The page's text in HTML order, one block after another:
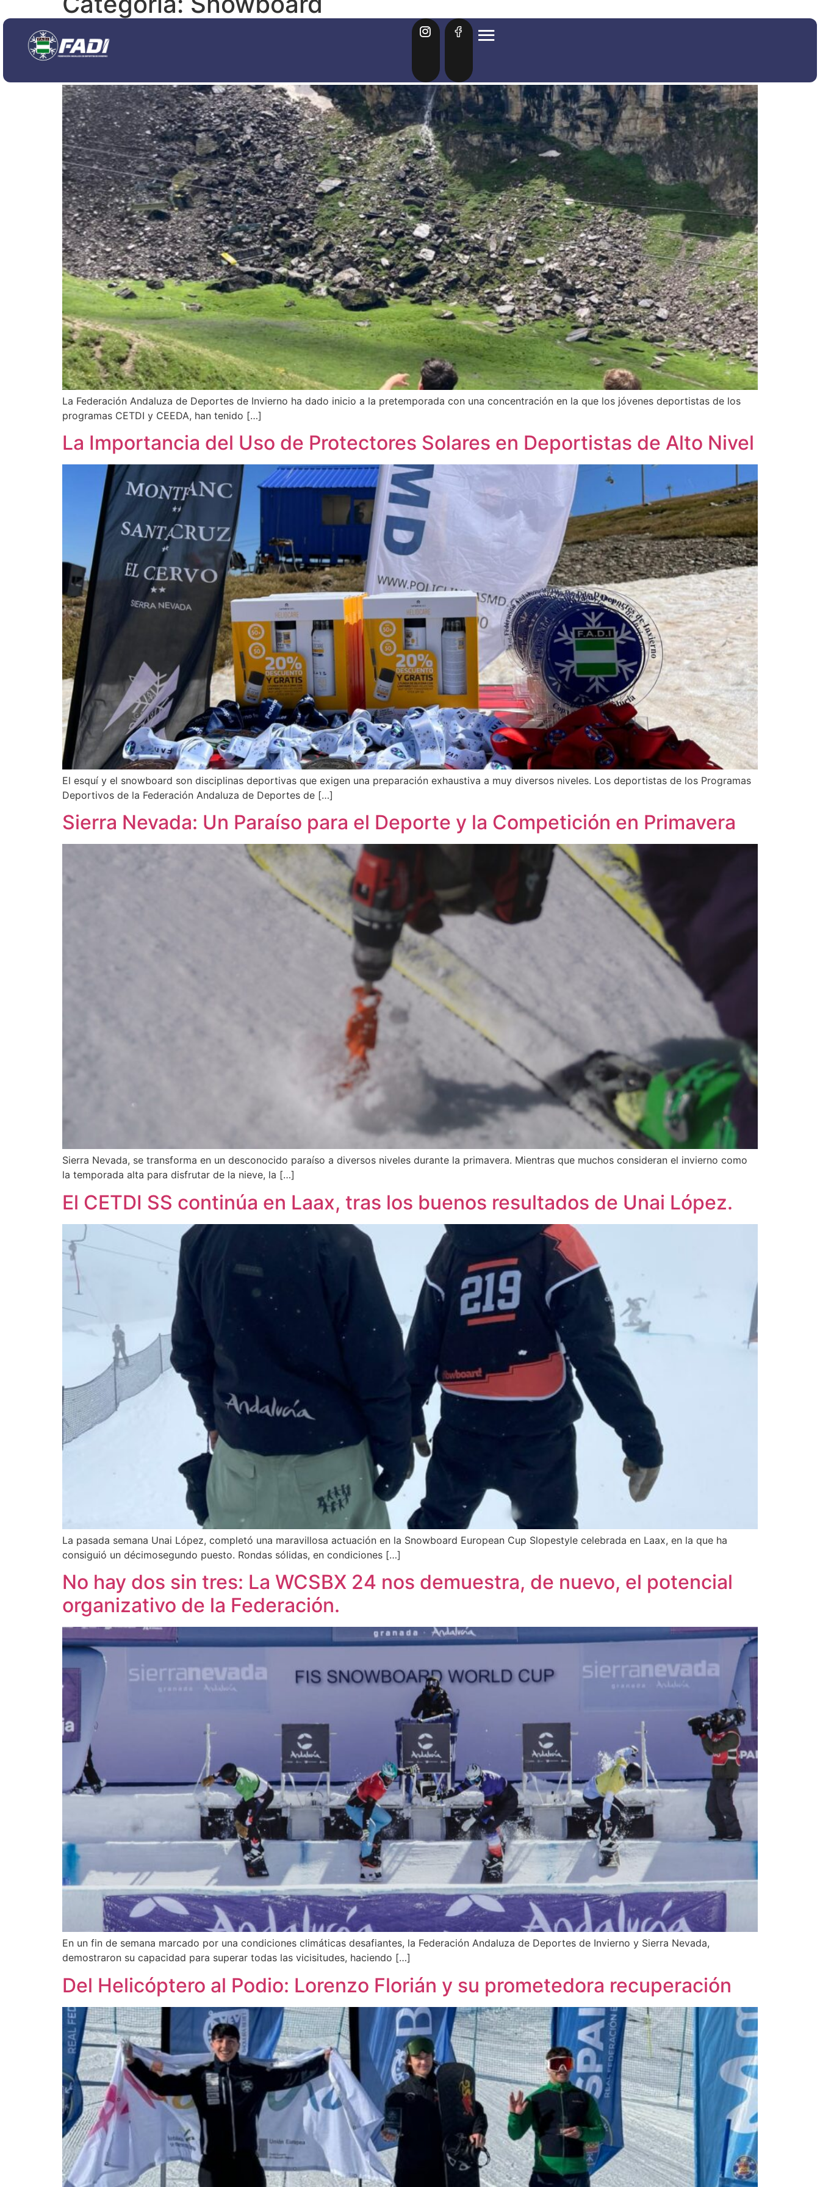
Primera Concentración CETDI/CEEDA en Tignes: Una pretemporada que
promete mucho.
La Federación Andaluza de Deportes de Invierno ha dado inicio a la pretemporada con una concentración en la que los jóvenes deportistas de los
programas CETDI y CEEDA, han tenido […]
La Importancia del Uso de Protectores Solares en Deportistas de Alto Nivel
El esquí y el snowboard son disciplinas deportivas que exigen una preparación exhaustiva a muy diversos niveles. Los deportistas de los Programas
Deportivos de la Federación Andaluza de Deportes de […]
Sierra Nevada: Un Paraíso para el Deporte y la Competición en Primavera
Sierra Nevada, se transforma en un desconocido paraíso a diversos niveles durante la primavera. Mientras que muchos consideran el invierno como
la temporada alta para disfrutar de la nieve, la […]
El CETDI SS continúa en Laax, tras los buenos resultados de Unai López.
La pasada semana Unai López, completó una maravillosa actuación en la Snowboard European Cup Slopestyle celebrada en Laax, en la que ha
consiguió un décimosegundo puesto. Rondas sólidas, en condiciones […]
No hay dos sin tres: La WCSBX 24 nos demuestra, de nuevo, el potencial
organizativo de la Federación.
En un fin de semana marcado por una condiciones climáticas desafiantes, la Federación Andaluza de Deportes de Invierno y Sierra Nevada,
demostraron su capacidad para superar todas las vicisitudes, haciendo […]
Del Helicóptero al Podio: Lorenzo Florián y su prometedora recuperación